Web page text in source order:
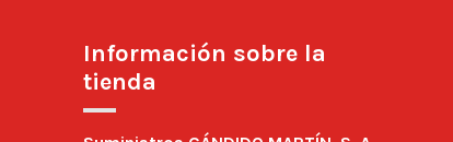
Información sobre la
tienda